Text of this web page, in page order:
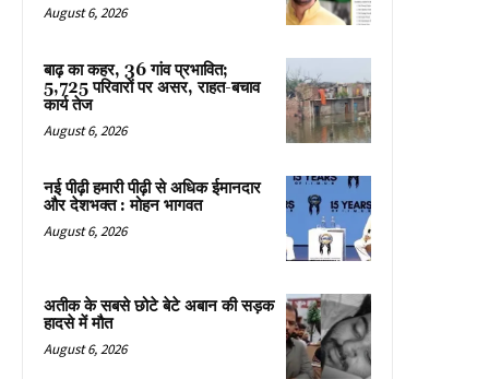
August 6, 2026
बाढ़ का कहर, 36 गांव प्रभावित;
5,725 परिवारों पर असर, राहत-बचाव
कार्य तेज
August 6, 2026
नई पीढ़ी हमारी पीढ़ी से अधिक ईमानदार
और देशभक्त : मोहन भागवत
August 6, 2026
अतीक के सबसे छोटे बेटे अबान की सड़क
हादसे में मौत
August 6, 2026